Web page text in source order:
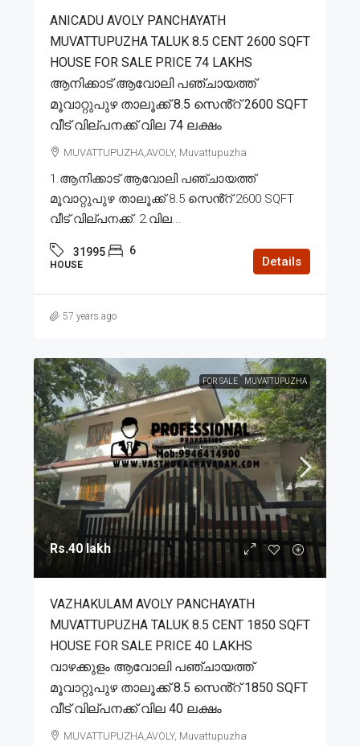
ANICADU AVOLY PANCHAYATH
MUVATTUPUZHA TALUK 8.5 CENT 2600 SQFT
HOUSE FOR SALE PRICE 74 LAKHS
ആനിക്കാട് ആവോലി പഞ്ചായത്ത്
മൂവാറ്റുപുഴ താലൂക്ക് 8.5 സെൻ്റ് 2600 SQFT
വീട് വില്പനക്ക് വില 74 ലക്ഷം
MUVATTUPUZHA,AVOLY, Muvattupuzha
1.ആനിക്കാട് ആവോലി പഞ്ചായത്ത്
മൂവാറ്റുപുഴ താലൂക്ക് 8.5 സെൻ്റ് 2600 SQFT
വീട് വില്പനക്ക്. 2.വില...
31995 6
HOUSE Details
57 years ago
FOR SALE MUVATTUPUZHA
Rs.40 lakh
VAZHAKULAM AVOLY PANCHAYATH
MUVATTUPUZHA TALUK 8.5 CENT 1850 SQFT
HOUSE FOR SALE PRICE 40 LAKHS
വാഴക്കുളം ആവോലി പഞ്ചായത്ത്
മൂവാറ്റുപുഴ താലൂക്ക് 8.5 സെൻ്റ് 1850 SQFT
വീട് വില്പനക്ക് വില 40 ലക്ഷം
MUVATTUPUZHA,AVOLY, Muvattupuzha